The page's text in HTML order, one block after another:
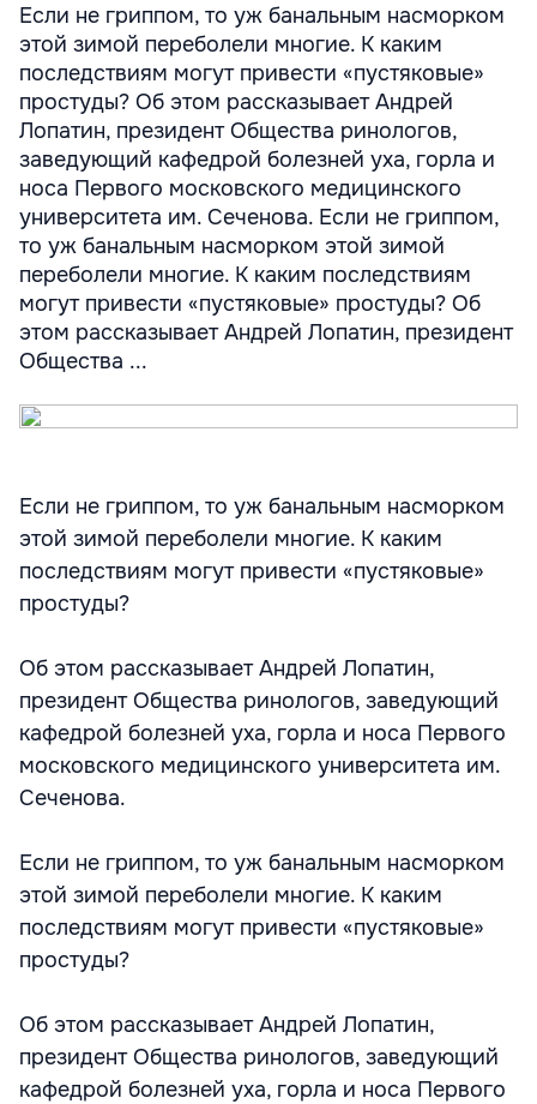
Если не гриппом, то уж банальным насморком
этой зимой переболели многие. К каким
последствиям могут привести «пустяковые»
простуды? Об этом рассказывает Андрей
Лопатин, президент Общества ринологов,
заведующий кафедрой болезней уха, горла и
носа Первого московского медицинского
университета им. Сеченова. Если не гриппом,
то уж банальным насморком этой зимой
переболели многие. К каким последствиям
могут привести «пустяковые» простуды? Об
этом рассказывает Андрей Лопатин, президент
Общества ...
Если не гриппом, то уж банальным насморком
этой зимой переболели многие. К каким
последствиям могут привести «пустяковые»
простуды?
Об этом рассказывает Андрей Лопатин,
президент Общества ринологов, заведующий
кафедрой болезней уха, горла и носа Первого
московского медицинского университета им.
Сеченова.
Если не гриппом, то уж банальным насморком
этой зимой переболели многие. К каким
последствиям могут привести «пустяковые»
простуды?
Об этом рассказывает Андрей Лопатин,
президент Общества ринологов, заведующий
кафедрой болезней уха, горла и носа Первого